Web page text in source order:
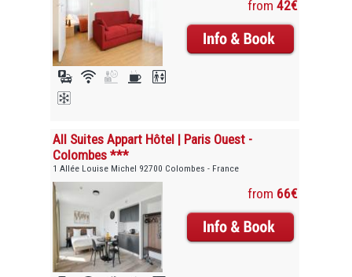
from 42€
All Suites Appart Hôtel | Paris Ouest -
Colombes ***
1 Allée Louise Michel 92700 Colombes - France
from 66€